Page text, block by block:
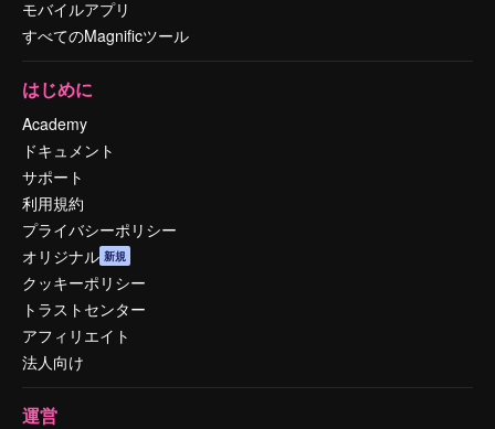
モバイルアプリ
すべてのMagnificツール
はじめに
Academy
ドキュメント
サポート
利用規約
プライバシーポリシー
オリジナル 新規
クッキーポリシー
トラストセンター
アフィリエイト
法人向け
運営